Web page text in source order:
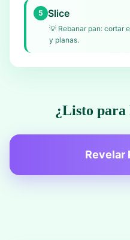
5 Slice
💡 Rebanar pan: cortar
y planas.
¿Listo para
Revelar